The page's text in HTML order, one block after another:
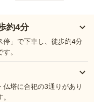
約4分
停」で下車し、徒歩約4分
。
塔に合祀の3通りがあり